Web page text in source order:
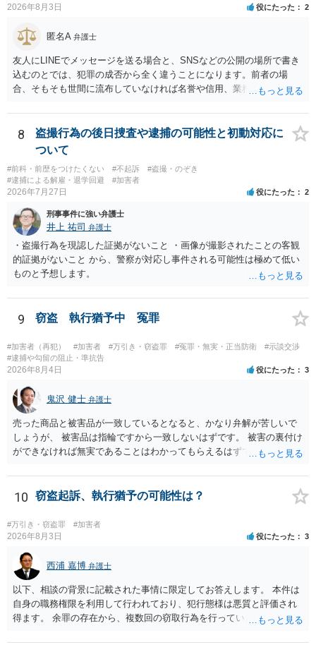
2026年8月3日 役にたった 2
匿名A 弁護士
友人にLINEでメッセージを送る場合と、SNSなどの公開の場所で書き
込むのとでは、犯罪の成否から全く違うことになります。前者の場
合、そもそも世間に流布していなければ名誉や信用、業務にかかる犯
8
盗撮行為の後日捜査や逮捕の可能性と初動対応に
ついて
#前科・前歴をつけたくない #不起訴
#盗撮・のぞき
#逮捕による解雇・退学回避
#加害者
2026年7月27日 役にたった 2
刑事事件に強い弁護士
井上 祐司 弁護士
・盗撮行為を現認した証拠がないこと ・画像が撮影されたことの客観
的証拠がないこと から、警察が対応し事件される可能性は極めて低い
ものと予想します。
9 窃盗 執行猶予中 冤罪
#加害者（再犯） #加害者 #万引き・窃盗罪 #冤罪・無実・正当防衛
#示談交渉
#逮捕や勾留の阻止・準抗告
2026年8月4日 役にたった 3
鬼沢 健士 弁護士
売った商品と被害品が一致しているとなると、かなり弁解が苦しいで
しょうが、 被害品は指輪ですから一致しないはずです。 被害の裏付け
ができなければ無実であることはわかってもらえるはずです。
10 窃盗起訴、執行猶予の可能性は？
#万引き・窃盗罪 #加害者
2026年8月3日 役にたった 3
西浦 嘉博 弁護士
以下、相談の背景に記載された事情に限定してお答えします。 本件は
自身の職務権限を利用して行われており、犯行態様は悪質と評価され
得ます。 余罪の存在から、複数回の窃取行為を行っていたことも悪質
ると思われます。 他方、余罪を含めた全額を弁済していることは、被